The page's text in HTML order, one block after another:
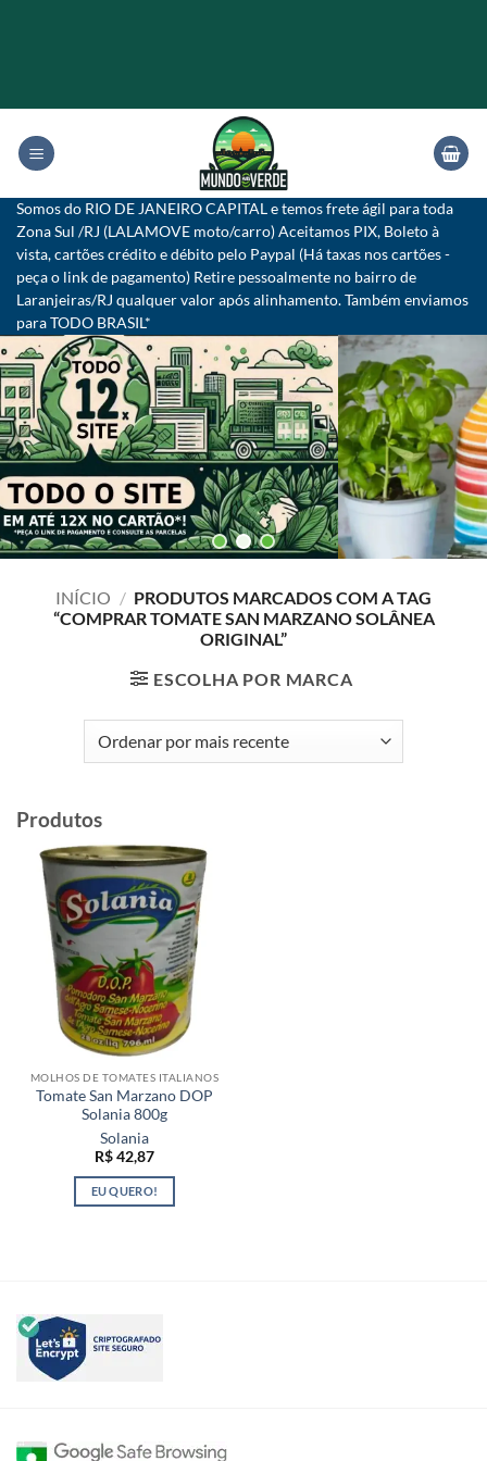
content
Somos do RIO DE JANEIRO CAPITAL e temos frete ágil para toda
Zona Sul /RJ (LALAMOVE moto/carro) Aceitamos PIX, Boleto à
vista, cartões crédito e débito pelo Paypal (Há taxas nos cartões -
peça o link de pagamento) Retire pessoalmente no bairro de
Laranjeiras/RJ qualquer valor após alinhamento. Também enviamos
para TODO BRASIL*
INÍCIO / PRODUTOS MARCADOS COM A TAG
“COMPRAR TOMATE SAN MARZANO SOLÂNEA
ORIGINAL”
ESCOLHA POR MARCA
Produtos
MOLHOS DE TOMATES ITALIANOS
Tomate San Marzano DOP
Solania 800g
Solania
R$42,87
EU QUERO!